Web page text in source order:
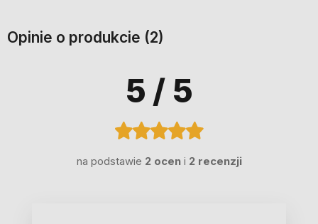
Opinie o produkcie (2)
5 / 5
na podstawie 2 oceni 2 recenzji